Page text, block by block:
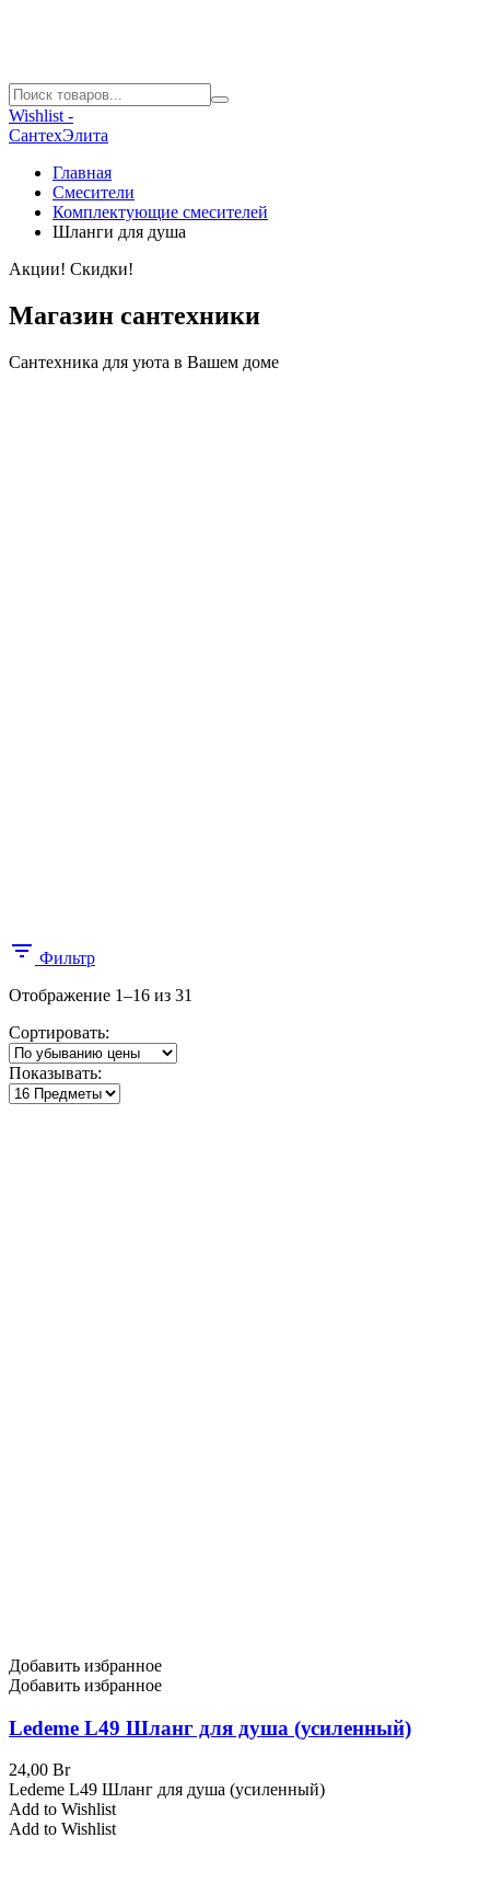
Wishlist -
СантехЭлита
Главная
Смесители
Комплектующие смесителей
Шланги для душа
Акции! Скидки!
Магазин сантехники
Сантехника для уюта в Вашем доме
Фильтр
Отображение 1–16 из 31
Сортировать:
Показывать:
Добавить избранное
Добавить избранное
Ledeme L49 Шланг для душа (усиленный)
24,00 Br
Ledeme L49 Шланг для душа (усиленный)
Add to Wishlist
Add to Wishlist